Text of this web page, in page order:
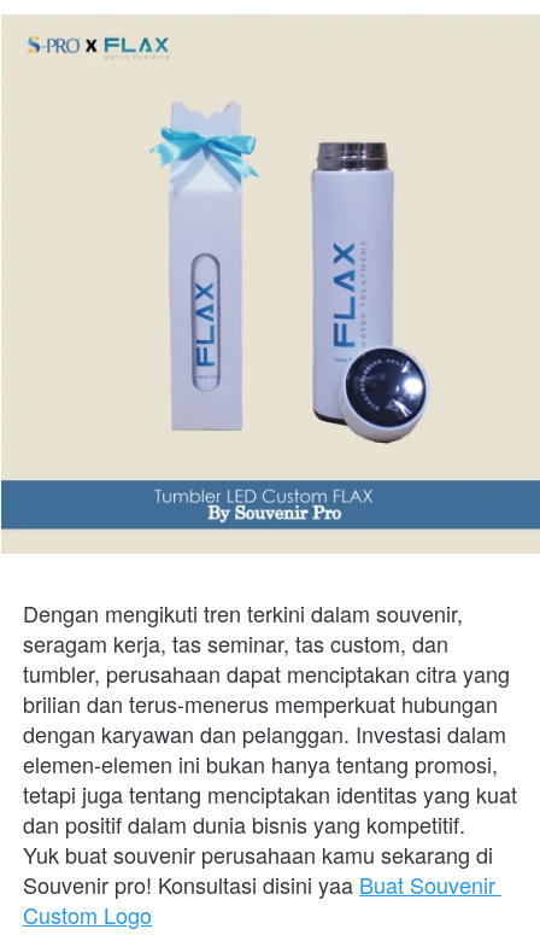
Dengan mengikuti tren terkini dalam souvenir,
seragam kerja, tas seminar, tas custom, dan
tumbler, perusahaan dapat menciptakan citra yang
brilian dan terus-menerus memperkuat hubungan
dengan karyawan dan pelanggan. Investasi dalam
elemen-elemen ini bukan hanya tentang promosi,
tetapi juga tentang menciptakan identitas yang kuat
dan positif dalam dunia bisnis yang kompetitif.
Yuk buat souvenir perusahaan kamu sekarang di
Souvenir pro! Konsultasi disini yaa Buat Souvenir
Custom Logo